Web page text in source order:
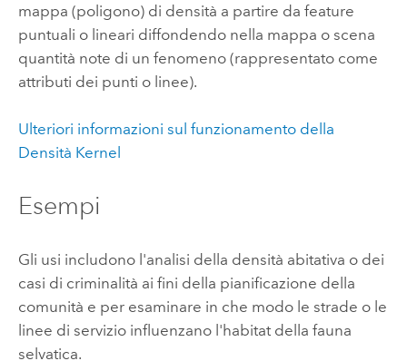
mappa (poligono) di densità a partire da feature
puntuali o lineari diffondendo nella mappa o scena
quantità note di un fenomeno (rappresentato come
attributi dei punti o linee).
Ulteriori informazioni sul funzionamento della
Densità Kernel
Esempi
Gli usi includono l'analisi della densità abitativa o dei
casi di criminalità ai fini della pianificazione della
comunità e per esaminare in che modo le strade o le
linee di servizio influenzano l'habitat della fauna
selvatica.